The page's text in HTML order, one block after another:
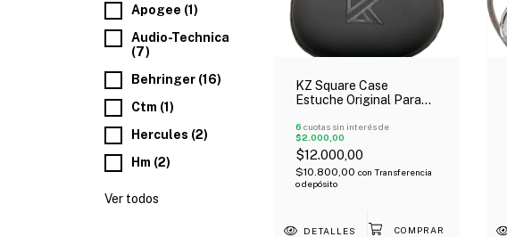
Apogee (1)
Audio-Technica
(7)
Behringer (16)
Ctm (1)
Hercules (2)
Hm (2)
Ver todos
KZ Square Case
Estuche Original Para
Con Cierre
6 cuotas sin interés de
$2.000,00
$12.000,00
$10.800,00 con Transferencia
o depósito
DETALLES